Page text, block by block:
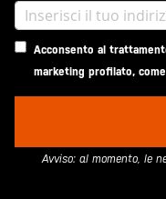
Acconsento al
marketing profilato,
Avviso: al momento, le